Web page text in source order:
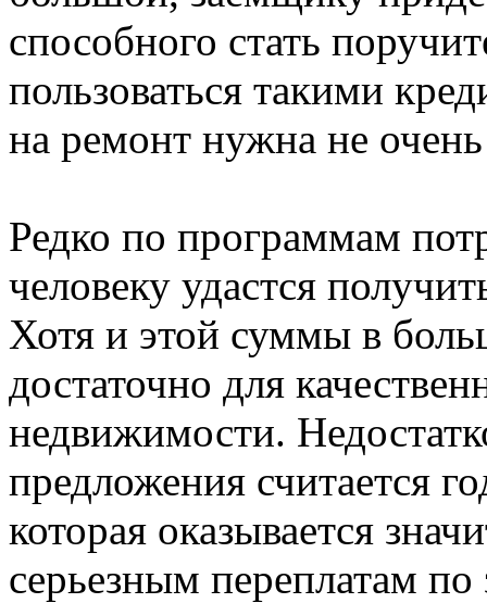
способного стать
пользоваться такими
на ремонт нужна не
Редко по программам
человеку удастся
Хотя и этой суммы в
достаточно для
недвижимости.
предложения считается
которая оказывается
серьезным переплатам по